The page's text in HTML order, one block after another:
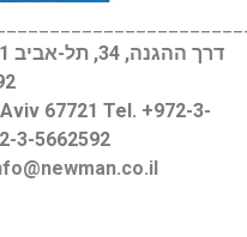
67721 Tel. +972-3-
3-5662592